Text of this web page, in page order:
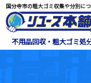
国分寺市の粗大ゴミ収集や分別に
不用品回収・粗大ゴミ処